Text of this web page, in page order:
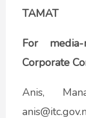
TAMAT
For
Corporate
Anis,
anis@